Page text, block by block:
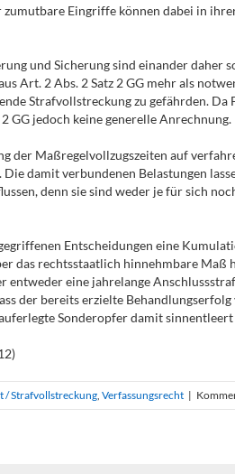
Eingriffe können dabei in
und Sicherung sind einander
Art. 2 Abs. 2 Satz 2 GG mehr als
Strafvollstreckung zu gefährden.
GG jedoch keine generelle Anrechnung.
der Maßregelvollzugszeiten auf
damit verbundenen Belastungen
denn sie sind weder je für sich
Entscheidungen eine
das rechtsstaatlich hinnehmbare
eine jahrelange
der bereits erzielte
Sonderopfer damit
/ Strafvollstreckung, Verfassungsrecht |